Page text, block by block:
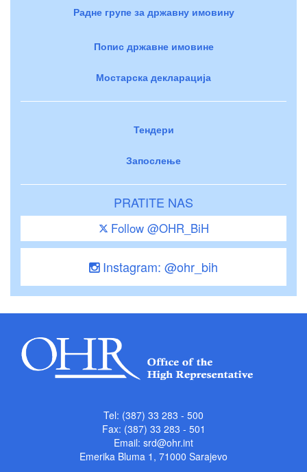
Радне групе за државну имовину
Попис државне имовине
Мостарска декларација
Тендери
Запослење
PRATITE NAS
Follow @OHR_BiH
Instagram: @ohr_bih
Tel: (387) 33 283 - 500
Fax: (387) 33 283 - 501
Email: srd@ohr.int
Emerika Bluma 1, 71000 Sarajevo